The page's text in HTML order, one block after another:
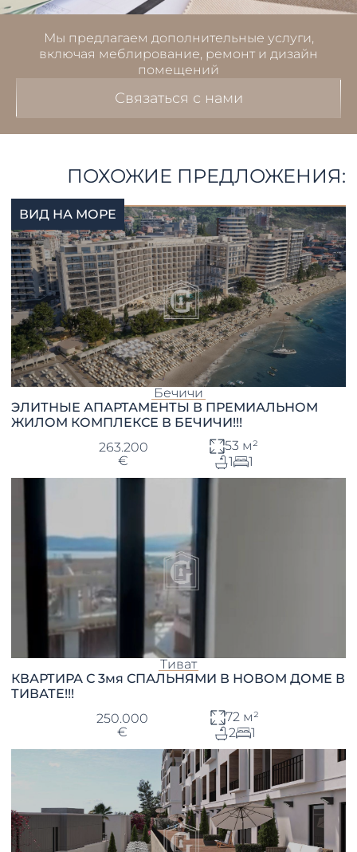
Мы предлагаем дополнительные услуги,
включая меблирование, ремонт и дизайн
помещений
Связаться с нами
ПОХОЖИЕ ПРЕДЛОЖЕНИЯ:
ВИД НА МОРЕ
Бечичи
ЭЛИТНЫЕ АПАРТАМЕНТЫ В ПРЕМИАЛЬНОМ
ЖИЛОМ КОМПЛЕКСЕ В БЕЧИЧИ!!!
263.200
€
53 м²
1
1
Тиват
КВАРТИРА С 3мя СПАЛЬНЯМИ В НОВОМ ДОМЕ В
ТИВАТЕ!!!
250.000
€
72 м²
2
1